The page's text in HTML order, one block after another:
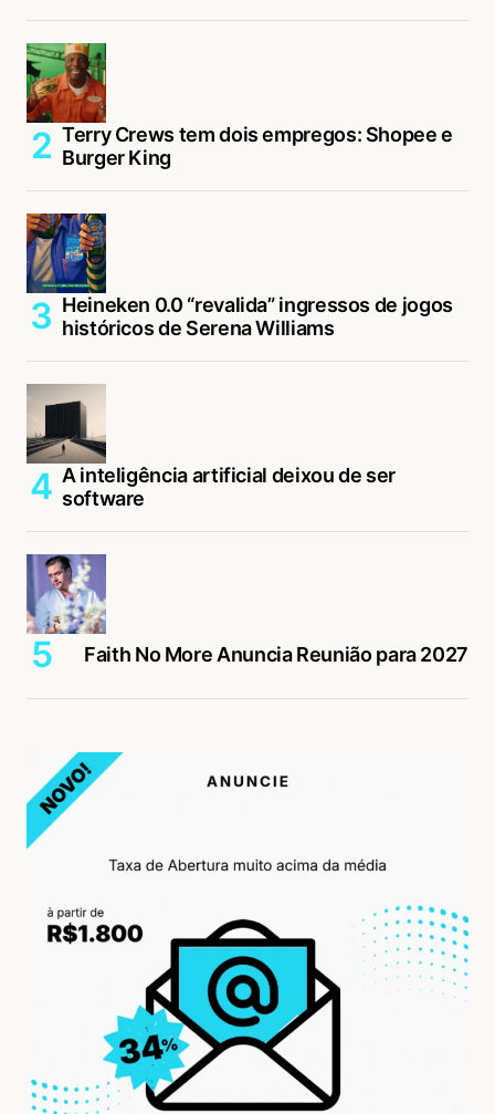
Terry Crews tem dois empregos: Shopee e
Burger King
Heineken 0.0 “revalida” ingressos de jogos
históricos de Serena Williams
A inteligência artificial deixou de ser
software
Faith No More Anuncia Reunião para 2027